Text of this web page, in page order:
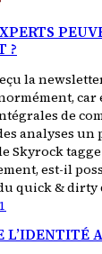
?
la
car
de
analyses un
Skyrock
est-il
quick &
L’IDENTITÉ